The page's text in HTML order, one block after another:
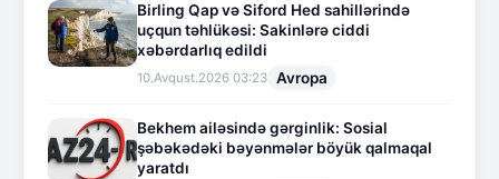
Birling Qap və Siford Hed sahillərində
uçqun təhlükəsi: Sakinlərə ciddi
xəbərdarlıq edildi
10.Avqust.2026 03:23 Avropa
Bekhem ailəsində gərginlik: Sosial
şəbəkədəki bəyənmələr böyük qalmaqal
yaratdı